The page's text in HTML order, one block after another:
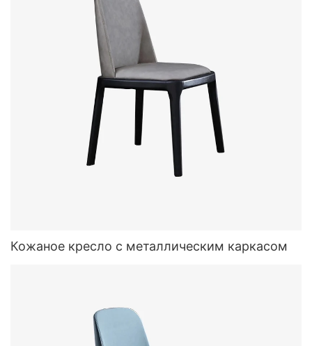
Кожаное кресло с металлическим каркасом